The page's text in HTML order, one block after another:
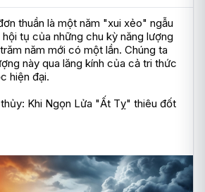
thuần là một năm "xui xẻo" ngẫu
tụ của những chu kỳ năng lượng
năm mới có một lần. Chúng ta
này qua lăng kính của cả tri thức
hiện đại.
thủy: Khi Ngọn Lửa "Ất Tỵ" thiêu đốt